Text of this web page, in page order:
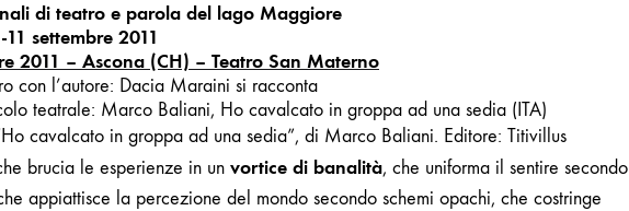
di teatro e parola del lago Maggiore
settembre 2011
2011 – Ascona (CH) – Teatro San Materno
con l’autore: Dacia Maraini si racconta
teatrale: Marco Baliani, Ho cavalcato in groppa ad una sedia (ITA)
cavalcato in groppa ad una sedia”, di Marco Baliani. Editore: Titivillus
brucia le esperienze in un vortice di banalità, che uniforma il sentire secondo
appiattisce la percezione del mondo secondo schemi opachi, che costringe